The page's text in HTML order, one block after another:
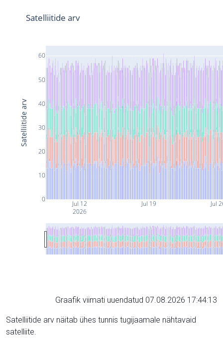
Jul 12
2026
Jul 19 Jul
0
10
20
30
40
50
60
Satelliitide arv
Satelliitide arv
Graafik viimati uuendatud 07.08.2026 17:44:13
Satelliitide arv näitab ühes tunnis tugijaamale nähtavaid
satelliite.